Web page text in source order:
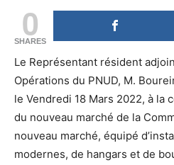
0
SHARES
Le Représentant résident
Opérations du PNUD, M.
le Vendredi 18 Mars 2022, à la
du nouveau marché de la
nouveau marché, équipé
modernes, de hangars et de